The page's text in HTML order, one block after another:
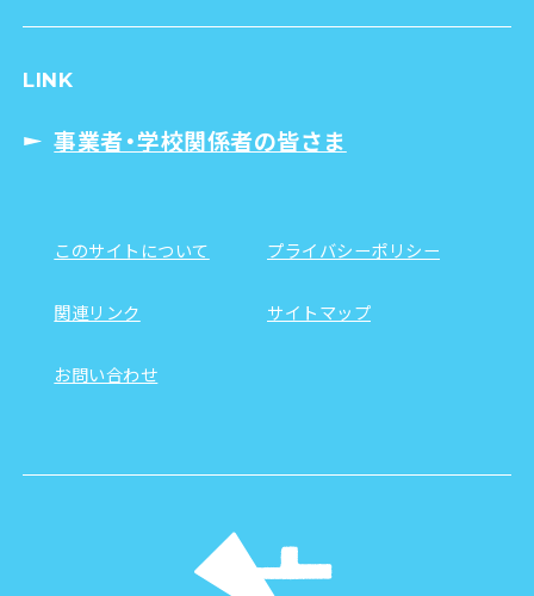
LINK
事業者・学校関係者の皆さま
このサイトについて プライバシーポリシー
関連リンク サイトマップ
お問い合わせ